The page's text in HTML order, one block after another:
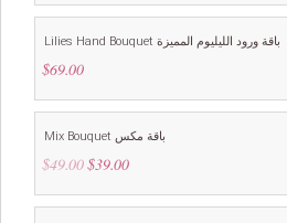
was:
is:
Lilies Hand Bouquet باقة ورود الليليوم المميزة
$69.00
Mix Bouquet باقة مكس
$49.00 Original
was:
$39.00Current
is: